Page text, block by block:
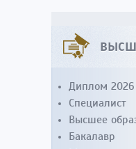
Диплом 2026
Специалист
Высшее
Бакалавр